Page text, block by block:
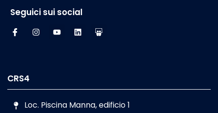
Seguici sui social
CRS4
Loc. Piscina Manna, edificio 1